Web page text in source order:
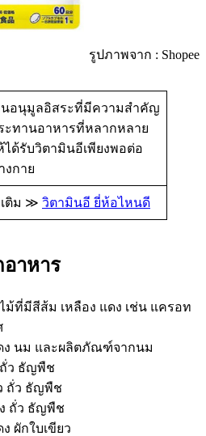
รูปภาพจาก : Shopee
นอนุมูลอิสระที่มีความสำคัญ
ะทานอาหารที่หลากหลาย
ได้รับวิตามินอีเพียงพอต่อ
งกาย
เติม ≫ วิตามินอี ยี่ห้อไหนดี
าหาร
ม้ที่มีสีส้ม เหลือง แดง เช่น แครอท
ง นม และผลิตภัณฑ์จากนม
ว ธัญพืช
ถั่ว ธัญพืช
ถั่ว ธัญพืช
ผักใบเขียว